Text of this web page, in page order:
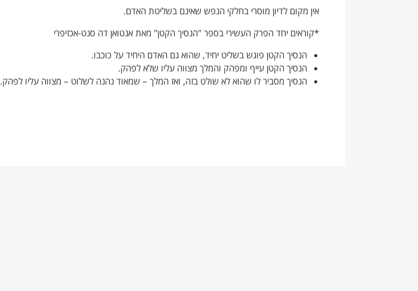
אין מקום לדיון מוסרי בחלקי הנפש שאינם בשליטת האדם.
*קוראים יחד הפרק העשירי בספר "הנסיך הקטן" מאת אנטואן דה סנט-אכזיפרי
הנסיך הקטן פוגש בשליט יחיד, שהוא גם האדם היחיד על כוכבו.
הנסיך הקטן עייף ומפהק והמלך מצווה עליו שלא לפהק.
הנסיך מסביר לו שהוא לא שולט בזה, ואז המלך – שמאוד נהנה לשלוט – מצווה עליו לפהק.